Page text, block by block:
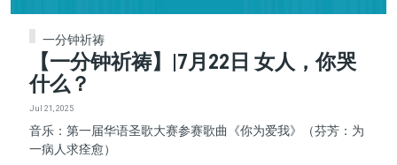
一分钟祈祷
【一分钟祈祷】|7月22日 女人，你哭
什么？
Jul 21, 2025
音乐：第一届华语圣歌大赛参赛歌曲《你为爱我》（芬芳：为
一病人求痊愈）